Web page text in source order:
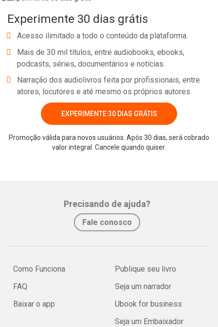
Espantalho quer um cérebro, para ser inteligente; o Homem de
Lata pede um coração, para que possa amar novamente; o Leão
apenas voltar ao Kansas, para reencontrar a família.
Nesta clássica jornada de aventura e amizade, L. Frank Baum
constrói uma trama envolvente que comove e aproxima crianças
e adultos até os dias de hoje. Em meio a todas as lições sobre
sagacidade, generosidade e coragem a que predomina é: não há
Experimente 30 dias grátis
Acesso ilimitado a todo o conteúdo da plataforma.
Mais de 30 mil títulos, entre audiobooks, ebooks,
podcasts, séries, documentários e notícias.
Narração dos audiolivros feita por profissionais, entre
atores, locutores e até mesmo os próprios autores.
EXPERIMENTE 30 DIAS GRÁTIS
Promoção válida para novos usuários. Após 30 dias, será cobrado
valor integral. Cancele quando quiser.
Precisando de ajuda?
Fale conosco
Como Funciona
FAQ
Baixar o app
Publique seu livro
Seja um narrador
Ubook for business
Seja um Embaixador